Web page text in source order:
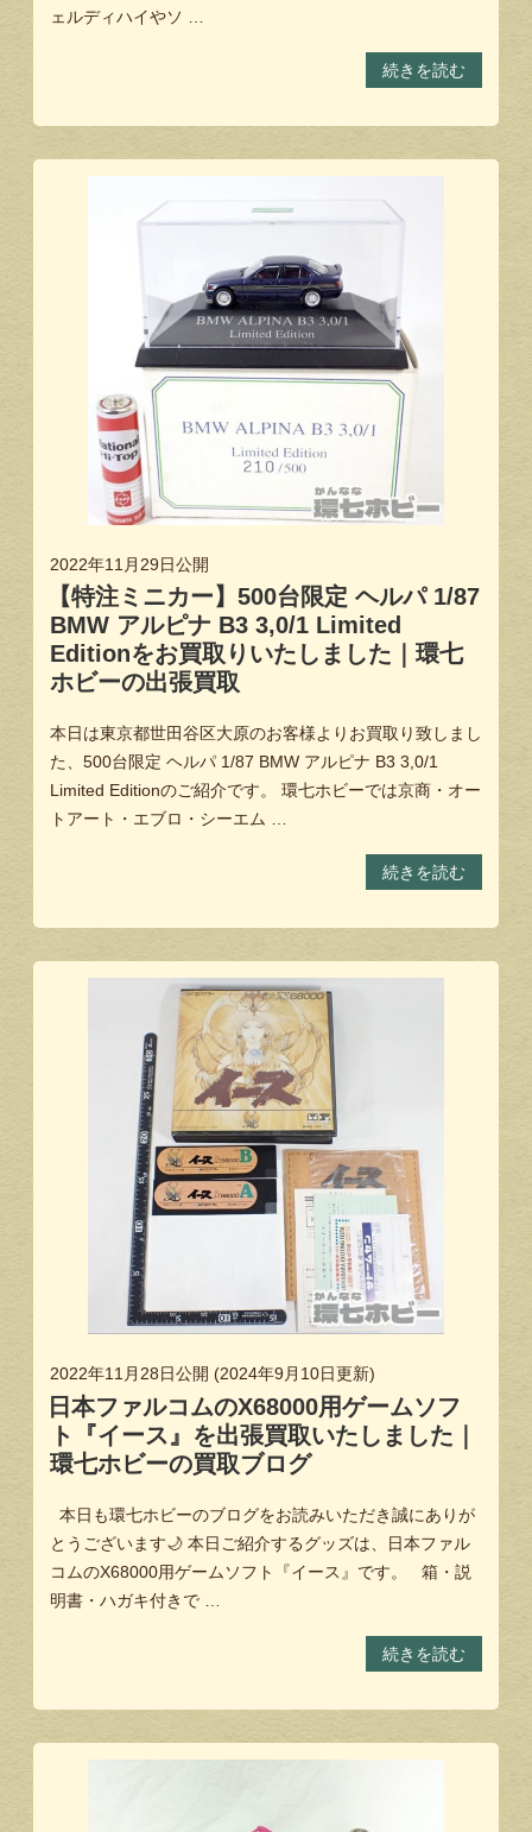
ェルディハイやソ …
続きを読む
2022年11月29日公開
【特注ミニカー】500台限定 ヘルパ 1/87
BMW アルピナ B3 3,0/1 Limited
Editionをお買取りいたしました｜環七
ホビーの出張買取
本日は東京都世田谷区大原のお客様よりお買取り致しまし
た、500台限定 ヘルパ 1/87 BMW アルピナ B3 3,0/1
Limited Editionのご紹介です。 環七ホビーでは京商・オー
トアート・エブロ・シーエム …
続きを読む
2022年11月28日公開 (2024年9月10日更新)
日本ファルコムのX68000用ゲームソフ
ト『イース』を出張買取いたしました｜
環七ホビーの買取ブログ
本日も環七ホビーのブログをお読みいただき誠にありが
とうございます🌙 本日ご紹介するグッズは、日本ファル
コムのX68000用ゲームソフト『イース』です。 箱・説
明書・ハガキ付きで …
続きを読む